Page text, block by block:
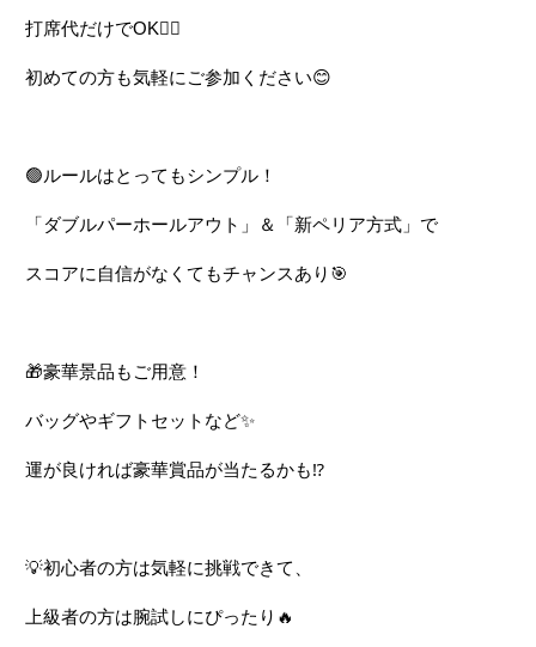
打席代だけでOK🙆‍♀️
初めての方も気軽にご参加ください😊
🟢ルールはとってもシンプル！
「ダブルパーホールアウト」＆「新ペリア方式」で
スコアに自信がなくてもチャンスあり 🎯
🎁豪華景品もご用意！
バッグやギフトセットなど✨
運が良ければ豪華賞品が当たるかも⁉️
💡初心者の方は気軽に挑戦できて、
上級者の方は腕試しにぴったり 🔥